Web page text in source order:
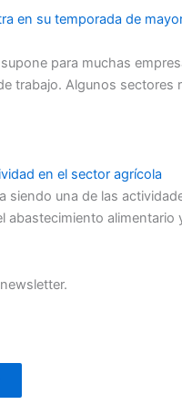
en su temporada de
para muchas
trabajo. Algunos sectores
en el sector agrícola
siendo una de las
abastecimiento alimentario